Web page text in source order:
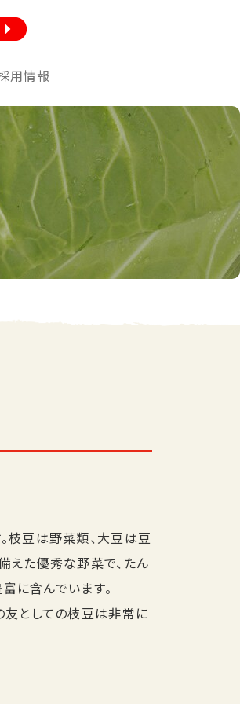
用情報
枝豆は野菜類、大豆は豆
えた優秀な野菜で、たん
に含んでいます。
友としての枝豆は非常に